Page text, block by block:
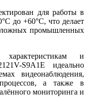
для работы в
до +60°C, что делает
промышленных
и
S9A1E идеально
видеонаблюдения,
процессов, а также в
мониторинга и